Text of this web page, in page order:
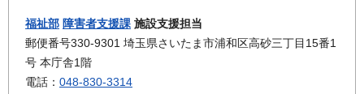
福祉部 障害者支援課 施設支援担当
郵便番号330-9301 埼玉県さいたま市浦和区高砂三丁目15番1
号 本庁舎1階
電話： 048-830-3314